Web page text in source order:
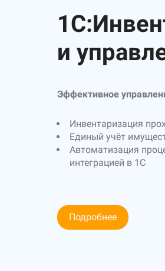
и
Эффективное
Инвентаризация
Единый учёт
Автоматизация
интеграцией в 1С
Подробнее